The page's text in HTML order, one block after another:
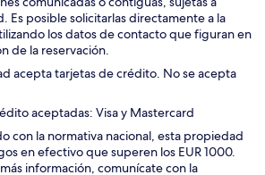
Es posible solicitarlas directamente a la
los datos de contacto que figuran en
de la reservación.
acepta tarjetas de crédito. No se acepta
aceptadas: Visa y Mastercard
con la normativa nacional, esta propiedad
en efectivo que superen los EUR 1000.
información, comunícate con la